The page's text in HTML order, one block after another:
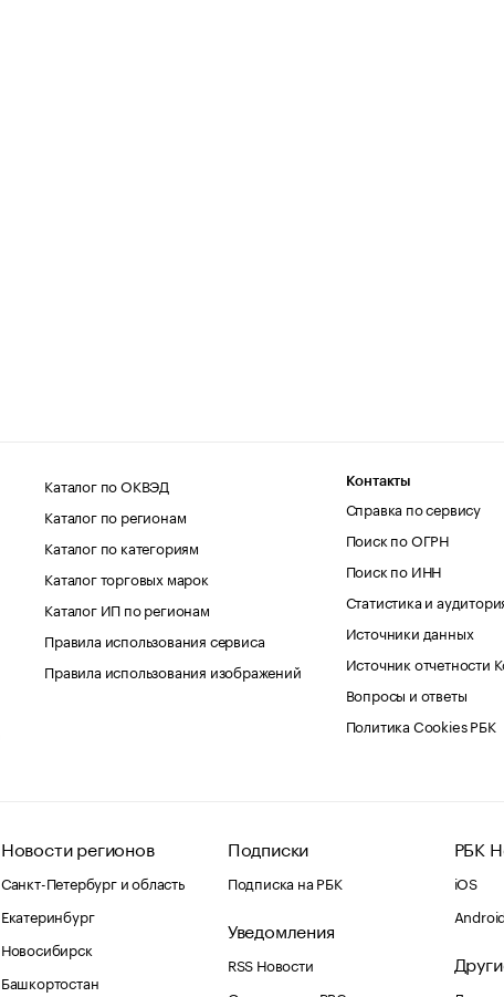
Каталог по ОКВЭД
Каталог по регионам
Каталог по категориям
Каталог торговых марок
Каталог ИП по регионам
Правила использования сервиса
Правила использования изображений
Контакты
Справка по сервису
Поиск по ОГРН
Поиск по ИНН
Статистика и
Источники данных
Источник отчетности
Вопросы и ответы
Политика Cookies РБК
Новости регионов
Санкт-Петербург и область
Екатеринбург
Новосибирск
Башкортостан
Подписки
Подписка на РБК
Уведомления
RSS Новости
РБК
iOS